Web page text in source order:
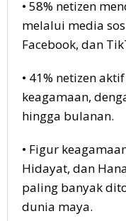
• 58% netizen
melalui media
Facebook, dan
• 41% netizen
keagamaan,
hingga bulanan.
• Figur
Hidayat, dan
paling banyak
dunia maya.